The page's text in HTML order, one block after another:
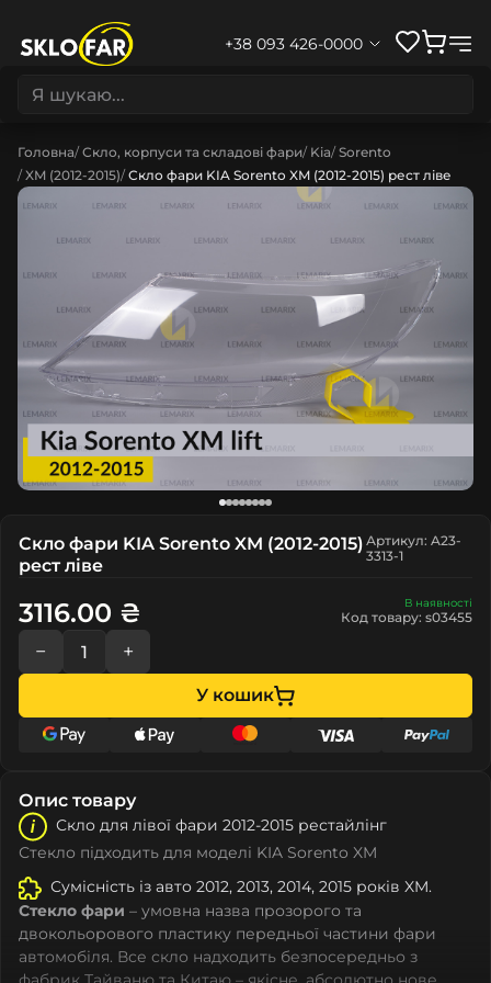
+38 093 426-0000
Головна Скло, корпуси та складові фари Kia Sorento
XM (2012-2015) Скло фари KIA Sorento XM (2012-2015) рест ліве
Скло фари KIA Sorento XM (2012-2015)
рест ліве
Артикул: A23-
3313-1
В наявності
Код товару: s03455
3116.00 ₴
− +
У кошик
Опис товару
Скло для лівої фари 2012-2015 рестайлінг
Стекло підходить для моделі KIA Sorento XM
Сумісність із авто 2012, 2013, 2014, 2015 років XM.
Стекло фари – умовна назва прозорого та
двокольорового пластику передньої частини фари
автомобіля. Все скло надходить безпосередньо з